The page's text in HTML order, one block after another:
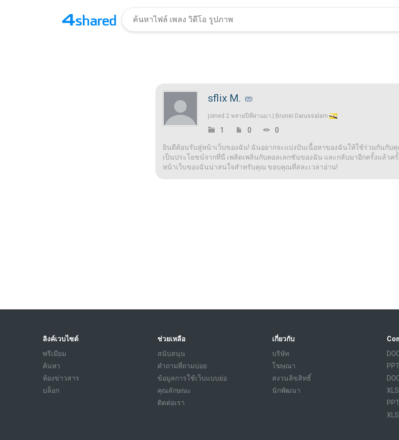
sflix M.
joined 2 หลายปีที่ผ่านมา | Brunei Darussalam
1 0 0
ยินดีต้อนรับสู่หน้าเว็บของฉัน! ฉันอยากจะแบ่งปันเนื้อหาของฉันให้ใช้ร่วมกันกับ
เป็นประโยชน์จากที่นี่ เพลิดเพลินกับคอลเลกชันของฉัน และกลับมาอีกครั้งแล้วค
หน้าเว็บของฉันน่าสนใจสำหรับคุณ ขอบคุณที่สละเวลาอ่าน!
ลิงค์เวบไซต์
พรีเมียม
ค้นหา
ห้องข่าวสาร
บล็อก
ช่วยเหลือ
สนับสนุน
คำถามที่ถามบ่อย
ข้อมูลการใช้เว็บแบบย่อ
คุณลักษณะ
ติดต่อเรา
เกี่ยวกับ
บริษัท
โฆษณา
สงวนลิขสิทธิ์
นักพัฒนา